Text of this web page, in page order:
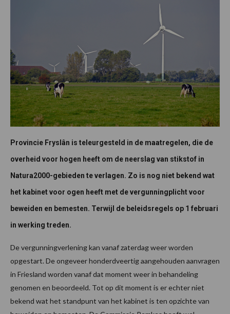
Provincie Fryslân is teleurgesteld in de maatregelen, die de
overheid voor hogen heeft om de neerslag van stikstof in
Natura2000-gebieden te verlagen. Zo is nog niet bekend wat
het kabinet voor ogen heeft met de vergunningplicht voor
beweiden en bemesten. Terwijl de beleidsregels op 1 februari
in werking treden.
De vergunningverlening kan vanaf zaterdag weer worden
opgestart. De ongeveer honderdveertig aangehouden aanvragen
in Friesland worden vanaf dat moment weer in behandeling
genomen en beoordeeld. Tot op dit moment is er echter niet
bekend wat het standpunt van het kabinet is ten opzichte van